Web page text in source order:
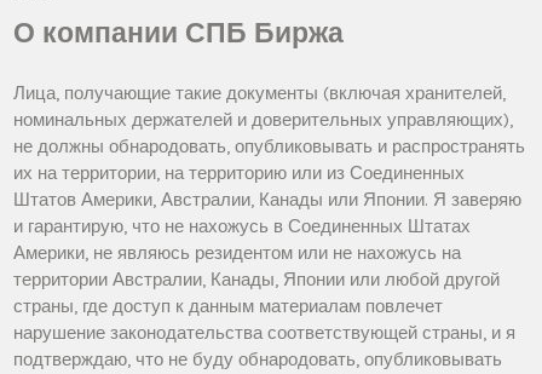
О компании СПБ Биржа
Лица, получающие такие документы (включая хранителей,
номинальных держателей и доверительных управляющих),
не должны обнародовать, опубликовывать и распространять
их на территории, на территорию или из Соединенных
Штатов Америки, Австралии, Канады или Японии. Я заверяю
и гарантирую, что не нахожусь в Соединенных Штатах
Америки, не являюсь резидентом или не нахожусь на
территории Австралии, Канады, Японии или любой другой
страны, где доступ к данным материалам повлечет
нарушение законодательства соответствующей страны, и я
подтверждаю, что не буду обнародовать, опубликовывать